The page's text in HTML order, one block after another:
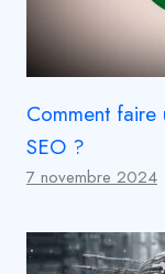
Comment faire
SEO ?
7 novembre 2024